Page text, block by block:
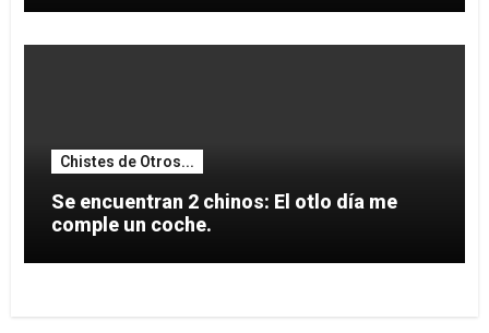
Chistes de Otros...
Se encuentran 2 chinos: El otlo día me
comple un coche.